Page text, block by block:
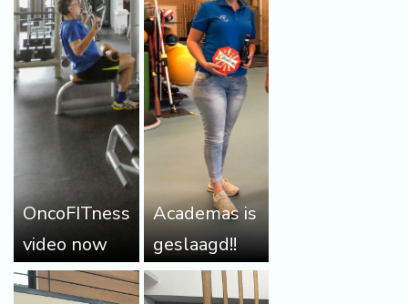
OncoFITness
video now
available in
Academas is
geslaagd!!